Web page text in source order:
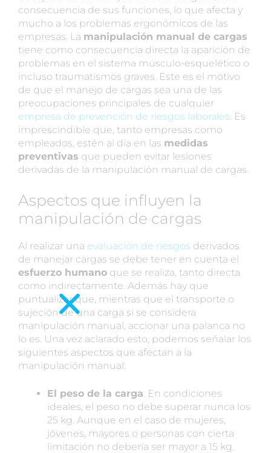
consecuencia de sus funciones, lo que afecta y
mucho a los problemas ergonómicos de las
empresas. La manipulación manual de cargas
tiene como consecuencia directa la aparición de
problemas en el sistema músculo-esquelético o
incluso traumatismos graves. Este es el motivo
de que el manejo de cargas sea una de las
preocupaciones principales de cualquier
empresa de prevención de riesgos laborales. Es
imprescindible que, tanto empresas como
empleados, estén al día en las medidas
preventivas que pueden evitar lesiones
derivadas de la manipulación manual de cargas.
Aspectos que influyen la
manipulación de cargas
Al realizar una evaluación de riesgos derivados
de manejar cargas se debe tener en cuenta el
esfuerzo humano que se realiza, tanto directa
como indirectamente. Además hay que
puntualizar que, mientras que el transporte o
sujeción de una carga si se considera
manipulación manual, accionar una palanca no
lo es. Una vez aclarado esto, podemos señalar los
siguientes aspectos que afectan a la
manipulación manual:
El peso de la carga. En condiciones
ideales, el peso no debe superar nunca los
25 kg. Aunque en el caso de mujeres,
jóvenes, mayores o personas con cierta
limitación no debería ser mayor a 15 kg.